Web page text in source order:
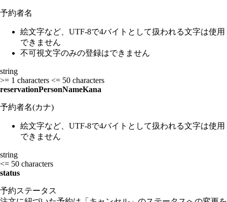
予約者名
絵文字など、UTF-8で4バイトとして扱われる文字は使用
できません
不可視文字のみの登録はできません
string
>= 1 characters <= 50 characters
reservationPersonNameKana
予約者名(カナ)
絵文字など、UTF-8で4バイトとして扱われる文字は使用
できません
string
<= 50 characters
status
予約ステータス